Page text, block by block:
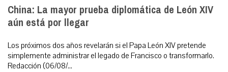
China: La mayor prueba diplomática de León XIV
aún está por llegar
Los próximos dos años revelarán si el Papa León XIV pretende
simplemente administrar el legado de Francisco o transformarlo.
Redacción (06/08/...